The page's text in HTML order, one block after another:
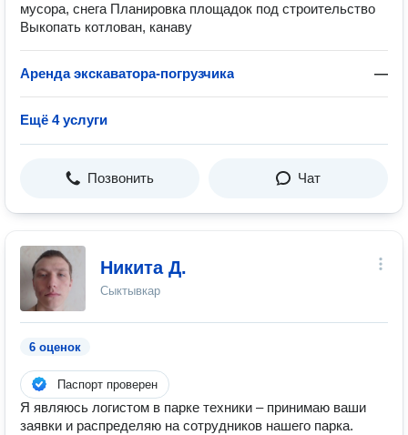
мусора, снега Планировка площадок под строительство
Выкопать котлован, канаву
Аренда экскаватора-погрузчика —
Ещё 4 услуги
Позвонить Чат
Никита Д.
Сыктывкар
6 оценок
Паспорт проверен
Я являюсь логистом в парке техники – принимаю ваши
заявки и распределяю на сотрудников нашего парка.